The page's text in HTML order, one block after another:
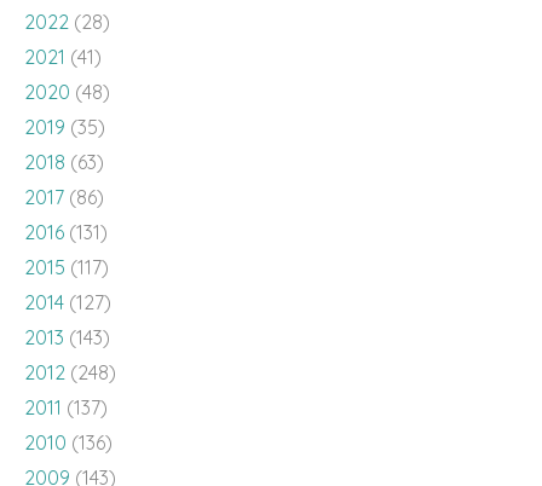
2022 (28)
2021 (41)
2020 (48)
2019 (35)
2018 (63)
2017 (86)
2016 (131)
2015 (117)
2014 (127)
2013 (143)
2012 (248)
2011 (137)
2010 (136)
2009 (143)